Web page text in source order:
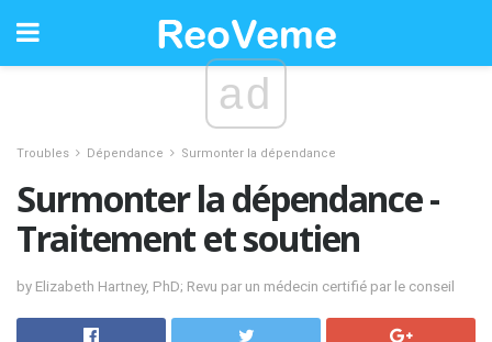
ad
Troubles Dépendance Surmonter la dépendance
Surmonter la dépendance -
Traitement et soutien
by Elizabeth Hartney, PhD; Revu par un médecin certifié par le conseil